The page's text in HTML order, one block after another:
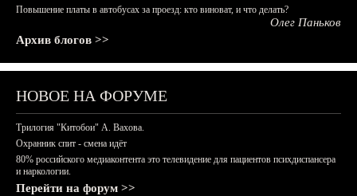
Повышение платы в автобусах за проезд: кто виноват, и что делать?
Олег Паньков
Архив блогов >>
НОВОЕ НА ФОРУМЕ
Трилогия "Китобои" А. Вахова.
Охранник спит - смена идёт
80% российского медиаконтента это телевидение для пациентов психдиспансера
и наркологии.
Перейти на форум >>